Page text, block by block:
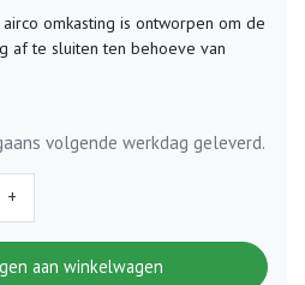
omkasting is ontworpen om de
af te sluiten ten behoeve van
volgende werkdag geleverd.
+
aan winkelwagen